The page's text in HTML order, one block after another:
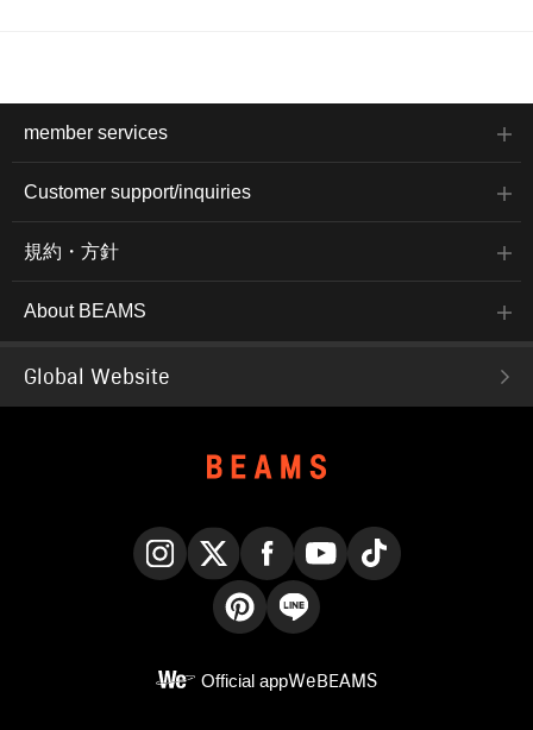
member services
Customer support/inquiries
規約・方針
About BEAMS
Global Website
Official appWeBEAMS